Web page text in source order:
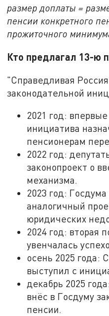
размер доплаты =
пенсии конкретного
прожиточного
Кто предлагал 13-ю
"Справедливая
законодательной
2021 год:
инициатива
пенсионерам
2022 год:
законопроект о
механизма.
2023 год:
аналогичный
юридических
2024 год: вторая
увенчалась
осень 2025 года:
выступил с
декабрь 2025
внёс в Госдуму
пенсии.